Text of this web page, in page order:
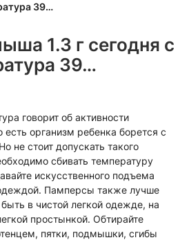
39…
1.3 г сегодня с
39…
говорит об активности
организм ребенка борется с
не стоит допускать такого
сбивать температуру
искусственного подъема
Памперсы также лучше
в чистой легкой одежде, на
простынкой. Обтирайте
пятки, подмышки, сгибы